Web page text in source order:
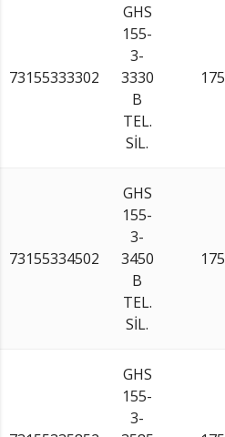
73155333302
GHS
155-
3-
3330
B
TEL.
SİL.
175
73155334502
GHS
155-
3-
3450
B
TEL.
SİL.
175
GHS
155-
3-